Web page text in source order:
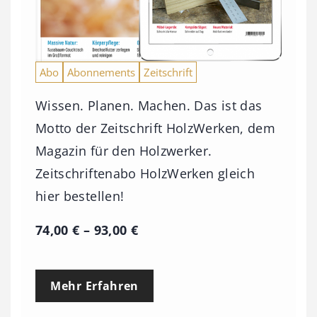
Abo Abonnements Zeitschrift
Wissen. Planen. Machen. Das ist das
Motto der Zeitschrift HolzWerken, dem
Magazin für den Holzwerker.
Zeitschriftenabo HolzWerken gleich
hier bestellen!
74,00€ – 93,00 €P
e
Mehr Erfahren